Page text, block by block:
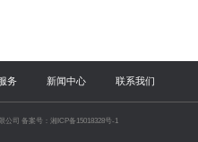
务 新闻中心 联系我们
公司 备案号：湘ICP备15018328号-1